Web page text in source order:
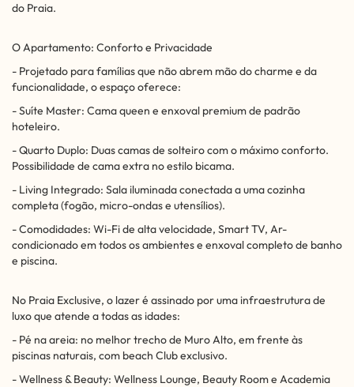
do Praia.
O Apartamento: Conforto e Privacidade
- Projetado para famílias que não abrem mão do charme e da
funcionalidade, o espaço oferece:
- Suíte Master: Cama queen e enxoval premium de padrão
hoteleiro.
- Quarto Duplo: Duas camas de solteiro com o máximo conforto.
Possibilidade de cama extra no estilo bicama.
- Living Integrado: Sala iluminada conectada a uma cozinha
completa (fogão, micro-ondas e utensílios).
- Comodidades: Wi-Fi de alta velocidade, Smart TV, Ar-
condicionado em todos os ambientes e enxoval completo de banho
e piscina.
No Praia Exclusive, o lazer é assinado por uma infraestrutura de
luxo que atende a todas as idades:
- Pé na areia: no melhor trecho de Muro Alto, em frente às
piscinas naturais, com beach Club exclusivo.
- Wellness & Beauty: Wellness Lounge, Beauty Room e Academia